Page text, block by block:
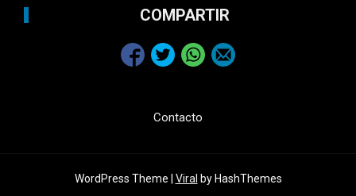
COMPARTIR
Contacto
WordPress Theme | Viral by HashThemes